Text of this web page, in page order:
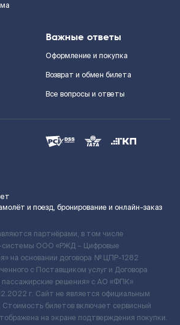
Важные ответы
Оформление и покупка
Возврат и обмен билета
Все вопросы и ответы
и поезд, бронирование и онлайн-заказ
партнёрами, в том числе
системы ООО «РЖД – Цифровые
на основании договора № ЦПР-1282
с Поставщиком услуг и Договора
решения» c АО «ФПК»
г. Сайт не является официальным
билетов включает сервисный
на экране подтверждения покупки.